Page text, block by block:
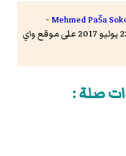
Mehmed Paša
-
23 يوليو 2017 على موقع واي
صلة :